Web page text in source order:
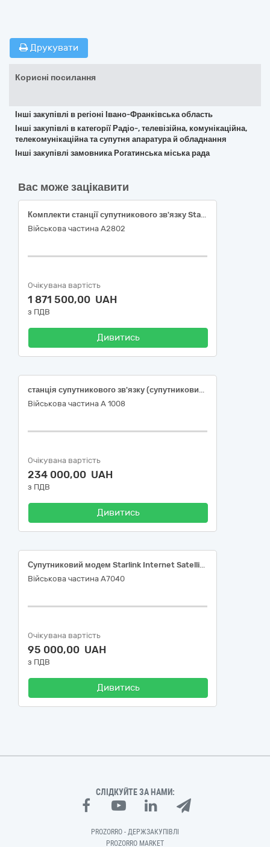
Друкувати
Корисні посилання
Інші закупівлі в регіоні Івано-Франківська область
Інші закупівлі в категорії Радіо-, телевізійна, комунікаційна,
телекомунікаційна та супутня апаратура й обладнання
Інші закупівлі замовника Рогатинська міська рада
Вас може зацікавити
Комплекти станції супутникового зв'язку Starlink mini
Військова частина А2802
Очікувана вартість
1 871 500,00 UAH
з ПДВ
Дивитись
станція супутникового зв'язку (супутниковий модем Starlink Internet Satellite Mini, без прив'язки до місця, без акаунта під нову реєстрацію, для ринку європи) – 13 шт.
Військова частина А 1008
Очікувана вартість
234 000,00 UAH
з ПДВ
Дивитись
Супутниковий модем Starlink Internet Satellite Mini
Військова частина А7040
Очікувана вартість
95 000,00 UAH
з ПДВ
Дивитись
СЛІДКУЙТЕ ЗА НАМИ:
PROZORRO - ДЕРЖЗАКУПІВЛІ
PROZORRO MARKET